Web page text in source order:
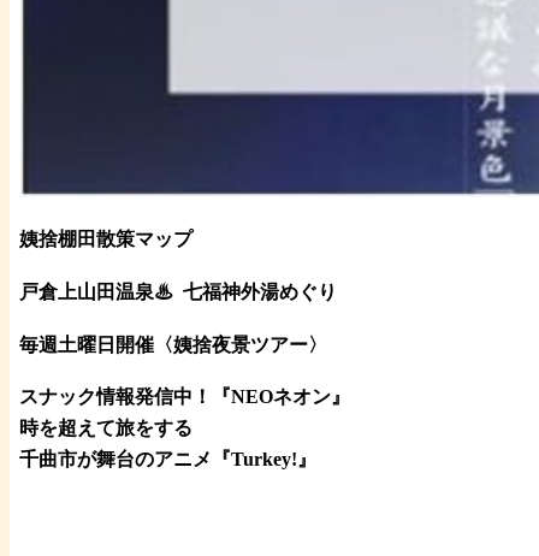
姨捨棚田散策マップ
戸倉上山田温泉♨ 七福神外湯めぐり
毎週土曜日開催〈姨捨夜景ツアー〉
スナック情報発信中！『NEOネオン』
時を超えて旅をする
千曲市が舞台のアニメ『Turkey!』